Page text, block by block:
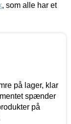
, som alle har et
på lager, klar
spænder
på